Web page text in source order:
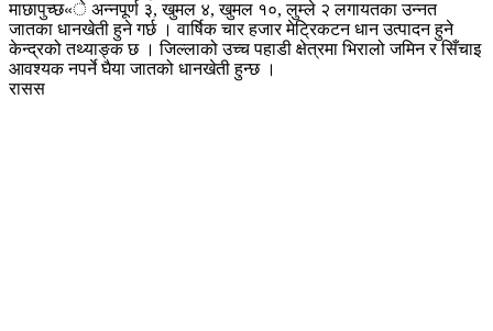
माछापुच्छ«े अन्नपूर्ण ३, खुमल ४, खुमल १०, लुम्ले २ लगायतका उन्नत
जातका धानखेती हुने गर्छ । वार्षिक चार हजार मेट्रिकटन धान उत्पादन हुने
केन्द्रको तथ्याङ्क छ । जिल्लाको उच्च पहाडी क्षेत्रमा भिरालो जमिन र सिँचाइ
आवश्यक नपर्ने घैया जातको धानखेती हुन्छ ।
रासस